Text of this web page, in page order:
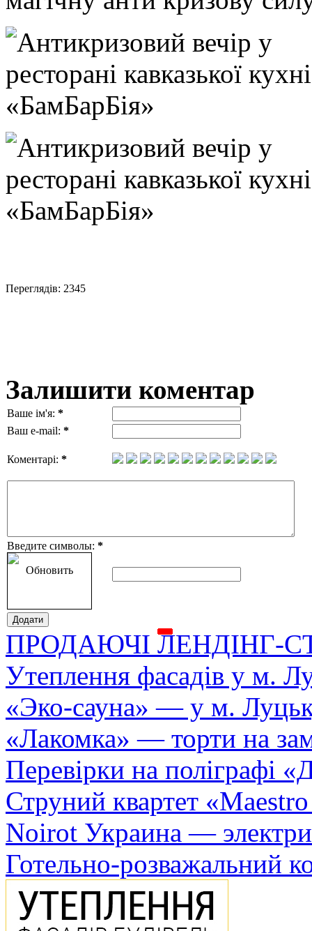
Переглядів: 2345
Залишити коментар
Ваше ім'я: *
Ваш e-mail: *
Коментарі: *
Введите символы: *
Обновить
ПРОДАЮЧІ ЛЕНДІНГ-
Утеплення фасадів у м.
«Эко-сауна» — у м.
«Лакомка» — торти на
Перевірки на поліграфі
Струний квартет
Noirot Украина —
Готельно-розважальний